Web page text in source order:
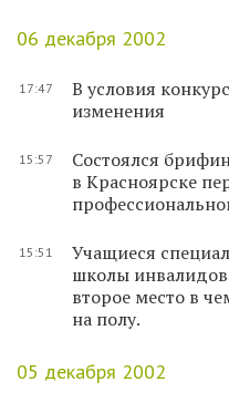
06 декабря 2002
17:47
В условия
изменения
15:57
Состоялся
в Красноярске
15:51
Учащиеся
школы инвалидов
второе место в
на полу.
05 декабря 2002